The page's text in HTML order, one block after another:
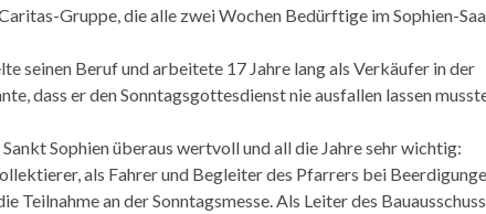
Gruppe, die alle zwei Wochen Bedürftige im Sophien-
seinen Beruf und arbeitete 17 Jahre lang als Verkäufer in der
dass er den Sonntagsgottesdienst nie ausfallen lassen
Sophien überaus wertvoll und all die Jahre sehr wichtig:
als Fahrer und Begleiter des Pfarrers bei
Teilnahme an der Sonntagsmesse. Als Leiter des